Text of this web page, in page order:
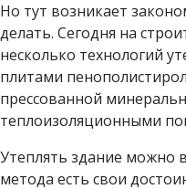
Но тут возникает
делать. Сегодня на
несколько технологий
плитами
прессованной
теплоизоляционными
Утеплять здание можно
метода есть свои